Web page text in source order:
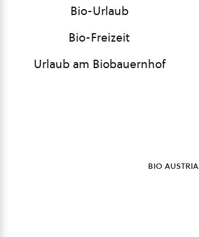
Bio-Urlaub
Bio-Freizeit
Urlaub am Biobauernhof
bio austria